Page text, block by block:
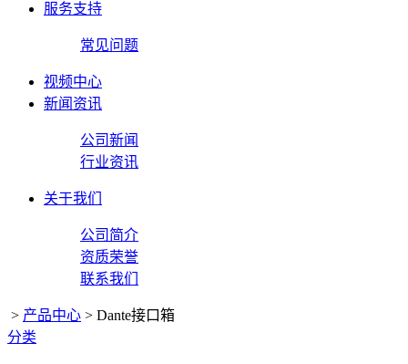
服务支持
常见问题
视频中心
新闻资讯
公司新闻
行业资讯
关于我们
公司简介
资质荣誉
联系我们
> 产品中心 > Dante接口箱
分类